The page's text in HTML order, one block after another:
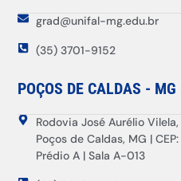
grad@unifal-mg.edu.br
(35) 3701-9152
POÇOS DE CALDAS - MG
Rodovia José Aurélio
Poços de Caldas, MG |
Prédio A | Sala A-013